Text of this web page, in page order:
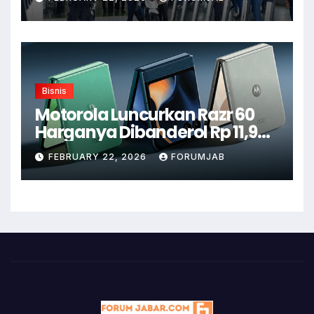
Bisnis
Motorola Luncurkan Razr 60
Harganya Dibanderol Rp 11,9
Juta
FEBRUARY 22, 2026 FORUMJAB